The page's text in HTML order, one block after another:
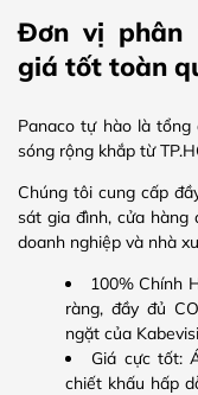
Đơn vị phân
giá tốt toàn
Panaco tự hào là tổng
sóng rộng khắp từ
Chúng tôi cung cấp
sát gia đình, cửa hàng
doanh nghiệp và nhà
100% Chính
ràng, đầy đủ
ngặt của
Giá cực tốt:
chiết khấu hấp